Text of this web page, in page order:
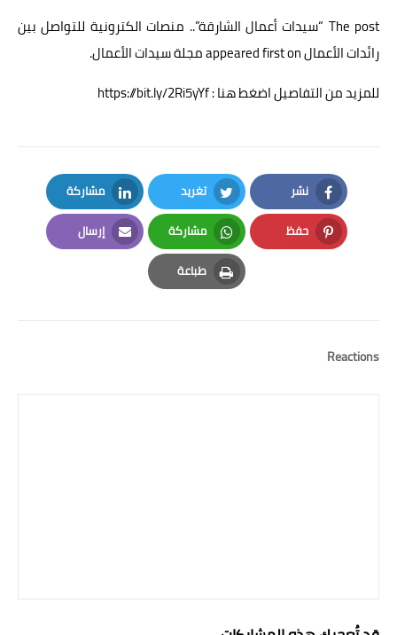
The post “سيدات أعمال الشارقة”.. منصات الكترونية للتواصل بين
رائدات الأعمال
مجلة سيدات الأعمال.
للمزيد من التفاصيل اضغط هنا : https://bit.ly/2Ri5yYf
نشر
Facebook
تغريد
Twitter
مشاركة
LinkedIn
حفظ
Pinterest
مشاركة
Whatsapp
إرسال
Email
طباعة
Print
Reactions